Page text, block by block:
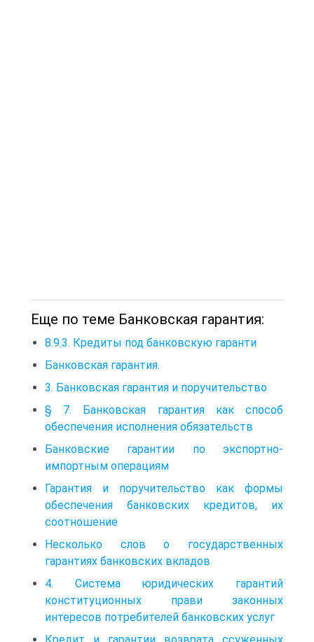
Еще по теме Банковская гарантия:
8.9.3. Кредиты под банковскую гаранти
Банковская гарантия.
3. Банковская гарантия и поручительство
§ 7. Банковская гарантия как способ
обеспечения исполнения обязательств
Банковские гарантии по экспортно-
импортным операциям
Гарантия и поручительство как формы
обеспечения банковских кредитов, их
соотношение
Несколько слов о государственных
гарантиях банковских вкладов
4. Система юридических гарантий
конституционных прави законных
интересов потребителей банковских услуг